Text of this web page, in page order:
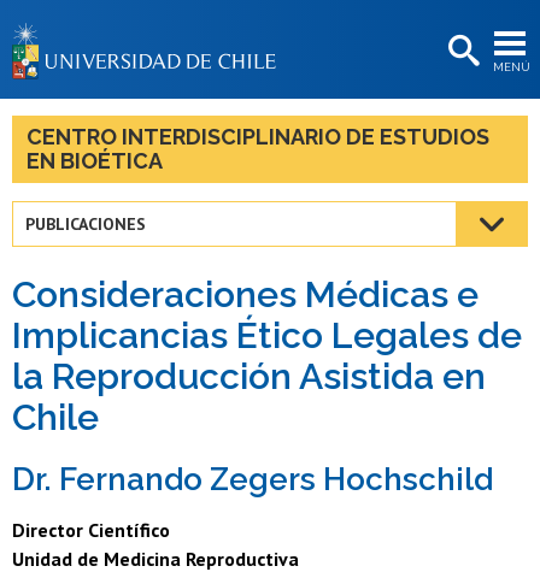
MENÚ
BIBLIOTECAS
LA UNIVERSIDAD
Funcionarias/os
Egresadas/os
CENTRO INTERDISCIPLINARIO DE ESTUDIOS
EN BIOÉTICA
PUBLICACIONES
Consideraciones Médicas e
Implicancias Ético Legales de
la Reproducción Asistida en
Chile
Dr. Fernando Zegers Hochschild
Director Científico
Unidad de Medicina Reproductiva